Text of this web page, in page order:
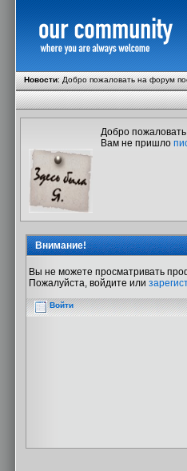
Новости:Добро пожаловать на форум
Добро
Вам не пришло
Внимание!
Вы не можете просматривать
Пожалуйста, войдите или
Войти